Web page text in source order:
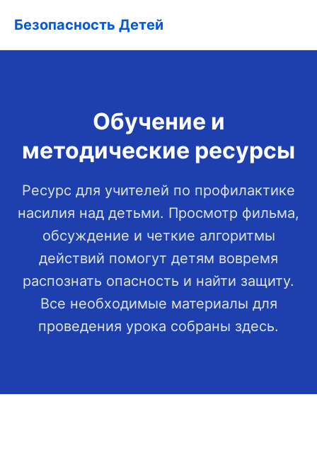
Безопасность Детей
Обучение и
методические ресурсы
Ресурс для учителей по профилактике
насилия над детьми. Просмотр фильма,
обсуждение и четкие алгоритмы
действий помогут детям вовремя
распознать опасность и найти защиту.
Все необходимые материалы для
проведения урока собраны здесь.